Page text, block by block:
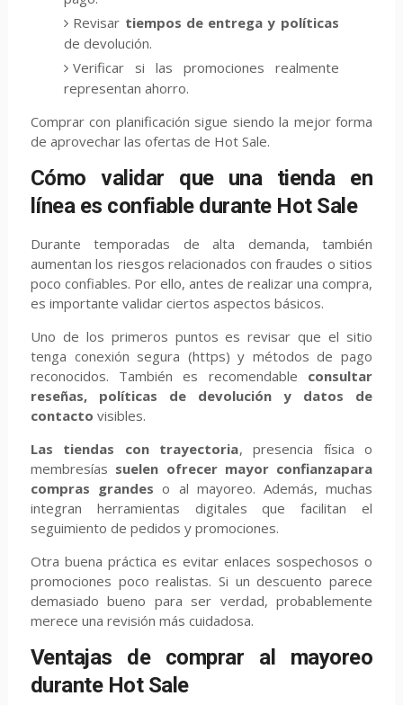
Revisar tiempos de entrega y políticas
de devolución.
Verificar si las promociones realmente
representan ahorro.
Comprar con planificación sigue siendo la mejor forma
de aprovechar las ofertas de Hot Sale.
Cómo validar que una tienda en
línea es confiable durante Hot Sale
Durante temporadas de alta demanda, también
aumentan los riesgos relacionados con fraudes o sitios
poco confiables. Por ello, antes de realizar una compra,
es importante validar ciertos aspectos básicos.
Uno de los primeros puntos es revisar que el sitio
tenga conexión segura (https) y métodos de pago
reconocidos. También es recomendable consultar
reseñas, políticas de devolución y datos de
contacto visibles.
Las tiendas con trayectoria, presencia física o
membresías suelen ofrecer mayor confianzapara
compras grandes o al mayoreo. Además, muchas
integran herramientas digitales que facilitan el
seguimiento de pedidos y promociones.
Otra buena práctica es evitar enlaces sospechosos o
promociones poco realistas. Si un descuento parece
demasiado bueno para ser verdad, probablemente
merece una revisión más cuidadosa.
Ventajas de comprar al mayoreo
durante Hot Sale